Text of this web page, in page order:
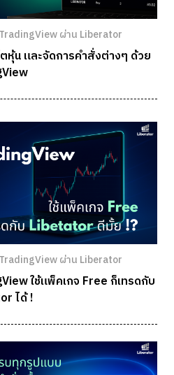
ผ่าน Liberator
หุ้น และจัดการคำสั่งต่างๆ ด้วย
ผ่าน Liberator
ใช้แพ็คเกจ Free ก็เทรดกับ
ได้ !